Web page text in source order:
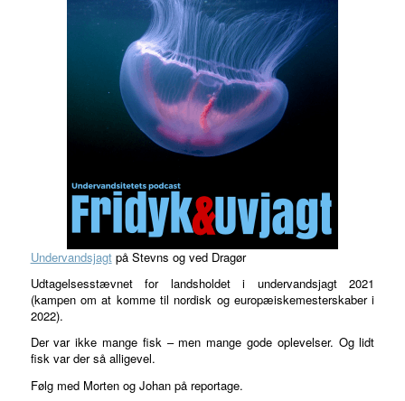
Undervandsjagtpå Stevns og ved Dragør
Udtagelsesstævnet for landsholdet i undervandsjagt 2021
(kampen om at komme til nordisk og europæiskemesterskaber i
2022).
Der var ikke mange fisk – men mange gode oplevelser. Og lidt
fisk var der så alligevel.
Følg med Morten og Johan på reportage.